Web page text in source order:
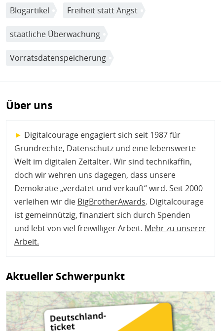
Blogartikel Freiheit statt Angst
staatliche Überwachung
Vorratsdatenspeicherung
Über uns
► Digitalcourage engagiert sich seit 1987 für
Grundrechte, Datenschutz und eine lebenswerte
Welt im digitalen Zeitalter. Wir sind technikaffin,
doch wir wehren uns dagegen, dass unsere
Demokratie „verdatet und verkauft“ wird. Seit 2000
verleihen wir die BigBrotherAwards. Digitalcourage
ist gemeinnützig, finanziert sich durch Spenden
und lebt von viel freiwilliger Arbeit. Mehr zu unserer
Arbeit.
Aktueller Schwerpunkt
Bild